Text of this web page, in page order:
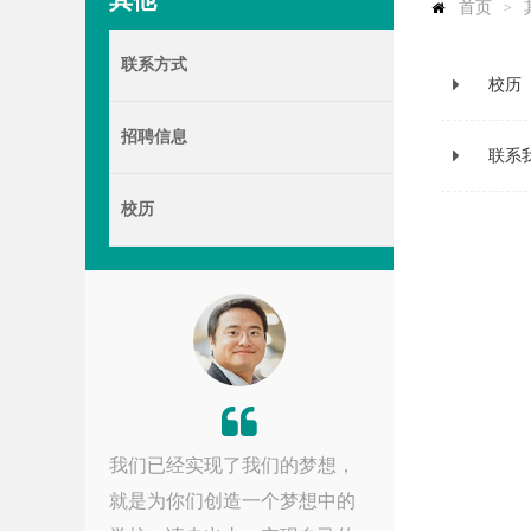
联系方式
招聘信息
校历
我们已经实现了我们的梦想，
就是为你们创造一个梦想中的
首页 >
校历
联系